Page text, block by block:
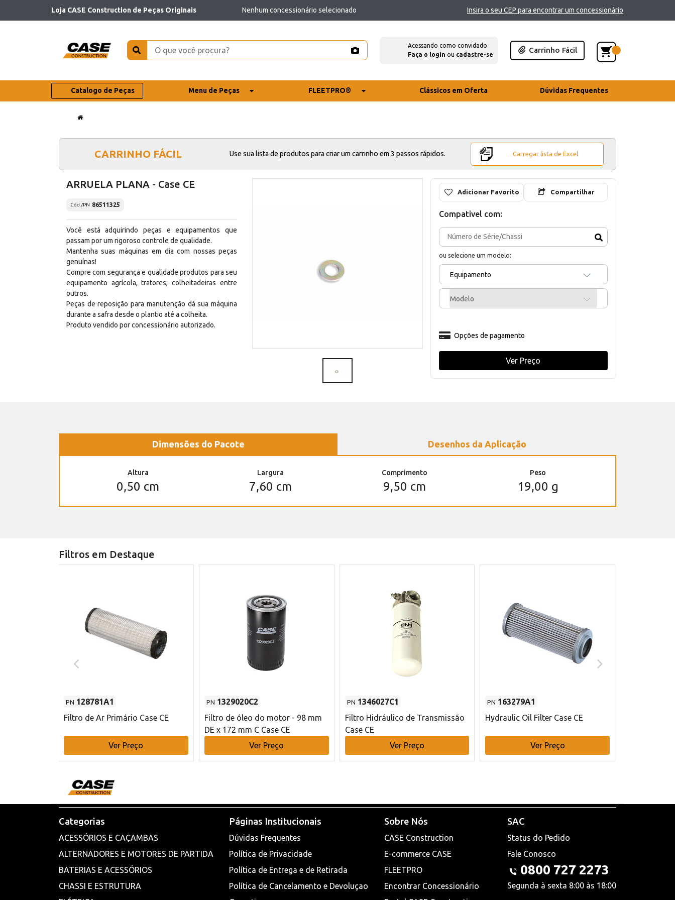
Loja CASE Construction de Peças Originais Nenhum concessionário selecionado Insira o seu CEP para encontrar um concessionário
Acessando como convidado
Faça o login ou cadastre-se
Carrinho Fácil
Catalogo de Peças Menu de Peças FLEETPRO® Clássicos em Oferta Dúvidas Frequentes
CARRINHO FÁCIL Use sua lista de produtos para criar um carrinho em 3 passos rápidos. Carregar lista de Excel
ARRUELA PLANA - Case CE
Cód./PN 86511325
Você está adquirindo peças e equipamentos que
passam por um rigoroso controle de qualidade.
Mantenha suas máquinas em dia com nossas peças
genuínas!
Compre com segurança e qualidade produtos para seu
equipamento agrícola, tratores, colheitadeiras entre
outros.
Peças de reposição para manutenção dá sua máquina
durante a safra desde o plantio até a colheita.
Produto vendido por concessionário autorizado.
Adicionar Favorito Compartilhar
Compativel com:
ou selecione um modelo:
Equipamento
Modelo
Opções de pagamento
Ver Preço
Dimensões do Pacote Desenhos da Aplicação
Altura
0,50 cm
Largura
7,60 cm
Comprimento
9,50 cm
Peso
19,00 g
Filtros em Destaque
PN 128781A1
Filtro de Ar Primário Case CE
Ver Preço
PN 1329020C2
Filtro de óleo do motor - 98 mm
DE x 172 mm C Case CE
Ver Preço
PN 1346027C1
Filtro Hidráulico de Transmissão
Case CE
Ver Preço
PN 163279A1
Hydraulic Oil Filter Case CE
Ver Preço
Categorias
ACESSÓRIOS E CAÇAMBAS
ALTERNADORES E MOTORES DE PARTIDA
BATERIAS E ACESSÓRIOS
CHASSI E ESTRUTURA
Páginas Institucionais
Dúvidas Frequentes
Política de Privacidade
Política de Entrega e de Retirada
Política de Cancelamento e Devoluçao
Sobre Nós
CASE Construction
E-commerce CASE
FLEETPRO
Encontrar Concessionário
SAC
Status do Pedido
Fale Conosco
0800 727 2273
Segunda à sexta 8:00 às 18:00